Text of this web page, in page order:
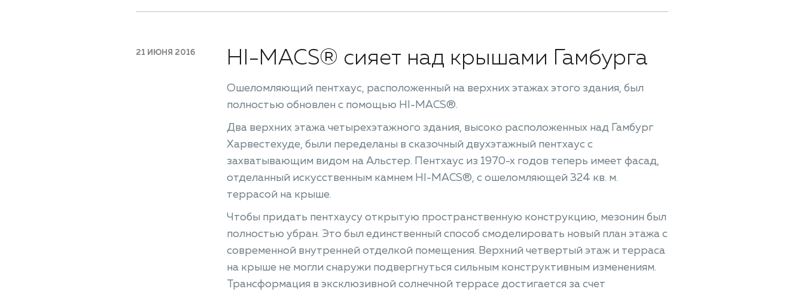
21 ИЮНЯ 2016 HI-MACS® сияет над крышами Гамбурга
Ошеломляющий пентхаус, расположенный на верхних этажах этого здания, был
полностью обновлен с помощью HI-MACS®.
Два верхних этажа четырехэтажного здания, высоко расположенных над Гамбург
Харвестехуде, были переделаны в сказочный двухэтажный пентхаус с
захватывающим видом на Альстер. Пентхаус из 1970-х годов теперь имеет фасад,
отделанный искусственным камнем HI-MACS®, с ошеломляющей 324 кв. м.
террасой на крыше.
Чтобы придать пентхаусу открытую пространственную конструкцию, мезонин был
полностью убран. Это был единственный способ смоделировать новый план этажа с
современной внутренней отделкой помещения. Верхний четвертый этаж и терраса
на крыше не могли снаружи подвергнуться сильным конструктивным изменениям.
Трансформация в эксклюзивной солнечной террасе достигается за счет